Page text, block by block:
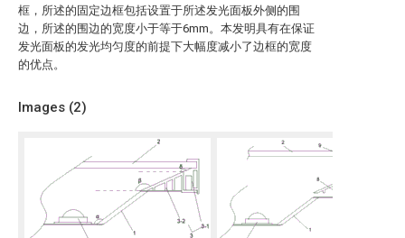
框，所述的固定边框包括设置于所述发光面板外侧的围
边，所述的围边的宽度小于等于6mm。本发明具有在保证
发光面板的发光均匀度的前提下大幅度减小了边框的宽度
的优点。
Images (2)